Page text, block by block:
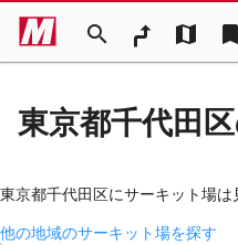
search map bookmark
東京都千代田
東京都千代田区にサーキット場は
他の地域のサーキット場を探す